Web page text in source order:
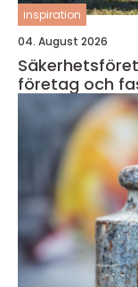
inspiration
04. August 2026
Säkerhetsföretag så väljer du rätt
företag och